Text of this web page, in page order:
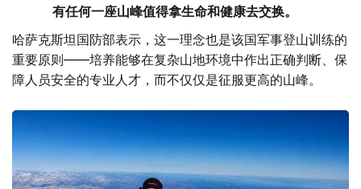
有任何一座山峰值得拿生命和健康去交换。
哈萨克斯坦国防部表示，这一理念也是该国军事登山训练的
重要原则——培养能够在复杂山地环境中作出正确判断、保
障人员安全的专业人才，而不仅仅是征服更高的山峰。